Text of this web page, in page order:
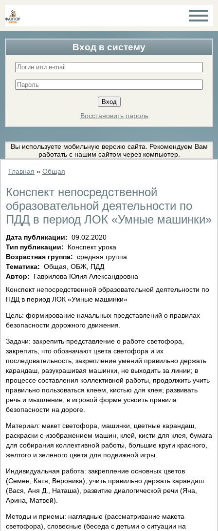
Вход в систему
Восстановить пароль
Вы используете мобильную версию сайта. Рекомендуем Вам
работать с нашим сайтом через компьютер.
Главная » Общая
Конспект непосредственной
образовательной деятельности по
ПДД в период ЛОК «Умные машинки»
Дата публикации: 09.02.2020
Тип публикации:
Конспект урока
Возрастная группа: средняя группа
Тематика: Общая, ОБЖ, ПДД
Автор:
Гаврилова Юлия Александровна
Конспект непосредственной образовательной деятельности по
ПДД в период ЛОК «Умные машинки»
Цель: формирование начальных представлений о правилах
безопасности дорожного движения.
Задачи: закрепить представление о работе светофора,
закрепить, что обозначают цвета светофора и их
последовательность; закрепление умений правильно держать
карандаш, разукрашивая машинки, не выходить за линии; в
процессе составления коллективной работы, продолжить учить
правильно пользоваться клеем, кистью для клея; развивать
речь и мышление; в игровой форме усвоить правила
безопасности на дороге.
Материал: макет светофора, машинки, цветные карандаш,
раскраски с изображением машин, клей, кисти для клея, бумага
для собирания коллективной работы, большие круги красного,
желтого и зеленого цвета для подвижной игры.
Индивидуальная работа: закрепление основных цветов
(Семен, Катя, Вероника), учить правильно держать карандаш
(Вася, Аня Д., Наташа), развитие диалогической речи (Яна,
Арина, Матвей).
Методы и приемы: наглядные (рассматривание макета
светофора), словесные (беседа с детьми о ситуации на